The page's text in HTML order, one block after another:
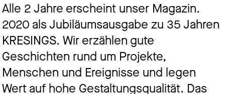
Alle 2 Jahre erscheint unser Magazin.
2020 als Jubiläumsausgabe zu 35 Jahren
KRESINGS. Wir erzählen gute
Geschichten rund um Projekte,
Menschen und Ereignisse und legen
Wert auf hohe Gestaltungsqualität. Das